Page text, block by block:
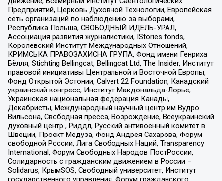
Предприятий, Церковь Духовной Технологии, Европейская
сеть организаций по наблюдению за выборами,
Республика Польша, СВОБОДНЫЙ ИДЕЛЬ-УРАЛ,
Ассоциация развития журналистики, IStories fonds,
Королевский Институт Международных Отношений,
КРИМСЬКА ПРАВОЗАХИСНА ГРУПА, Фонд имени Генриха
Бёлля, Stichting Bellingcat, Bellingcat Ltd, The Insider, Институт
правовой инициативы Центральной и Восточной Европы,
Фонд Открытой Эстонии, Calvert 22 Foundation, Канадский
украинский конгресс, Институт Макдональда-Лорье,
Украинская национальная федерация Канады,
Декабристы, Международный научный центр им Вудро
Вильсона, Свободная пресса, Возрождение, Всеукраинский
духовный центр , Риддл, Русский антивоенный комитет в
Швеции, Проект Медуза, Фонд Андрея Сахарова, Форум
свободной России, Лига Свободных Наций, Transparеncy
International, Форум Свободных Народов ПостРоссии,
Солидарность с гражданским движением в России –
Solidarus, КрымSOS, Свободный университет, Институт
государственного управления, Форум гражданского